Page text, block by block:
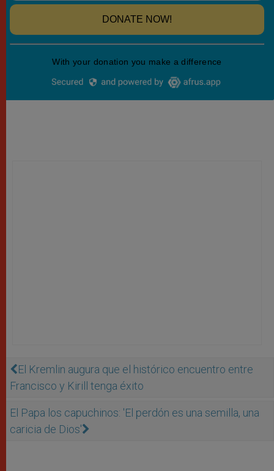
El Kremlin augura que el histórico encuentro entre
Francisco y Kirill tenga éxito
El Papa los capuchinos: 'El perdón es una semilla, una
caricia de Dios'